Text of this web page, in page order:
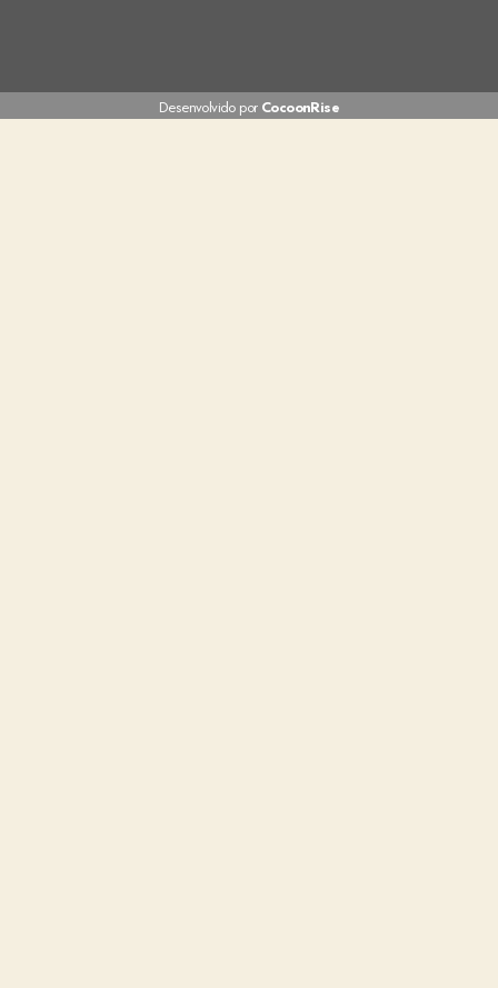
Desenvolvido por CocoonRise